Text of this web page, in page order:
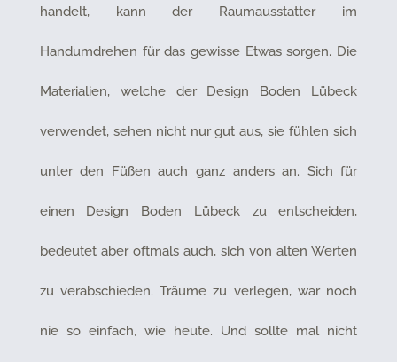
handelt, kann der Raumausstatter im
Handumdrehen für das gewisse Etwas sorgen. Die
Materialien, welche der Design Boden Lübeck
verwendet, sehen nicht nur gut aus, sie fühlen sich
unter den Füßen auch ganz anders an. Sich für
einen Design Boden Lübeck zu entscheiden,
bedeutet aber oftmals auch, sich von alten Werten
zu verabschieden. Träume zu verlegen, war noch
nie so einfach, wie heute. Und sollte mal nicht